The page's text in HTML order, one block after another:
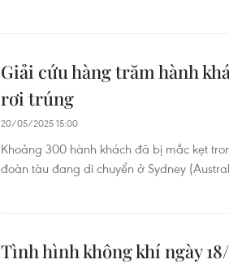
Giải cứu hàng trăm hành
rơi trúng
20/05/2025 15:00
Khoảng 300 hành khách đã bị mắc kẹt
đoàn tàu đang di chuyển ở Sydney
Tình hình không khí ngày